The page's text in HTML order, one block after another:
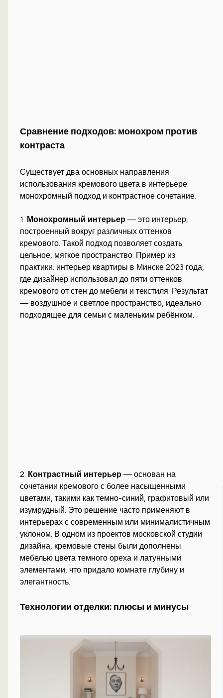
Сравнение подходов: монохром против
контраста
Существует два основных направления
использования кремового цвета в интерьере:
монохромный подход и контрастное сочетание.
1. Монохромный интерьер — это интерьер,
построенный вокруг различных оттенков
кремового. Такой подход позволяет создать
цельное, мягкое пространство. Пример из
практики: интерьер квартиры в Минске 2023 года,
где дизайнер использовал до пяти оттенков
кремового от стен до мебели и текстиля. Результат
— воздушное и светлое пространство, идеально
подходящее для семьи с маленьким ребёнком.
2. Контрастный интерьер — основан на
сочетании кремового с более насыщенными
цветами, такими как темно-синий, графитовый или
изумрудный. Это решение часто применяют в
интерьерах с современным или минималистичным
уклоном. В одном из проектов московской студии
дизайна, кремовые стены были дополнены
мебелью цвета темного ореха и латунными
элементами, что придало комнате глубину и
элегантность.
Технологии отделки: плюсы и минусы